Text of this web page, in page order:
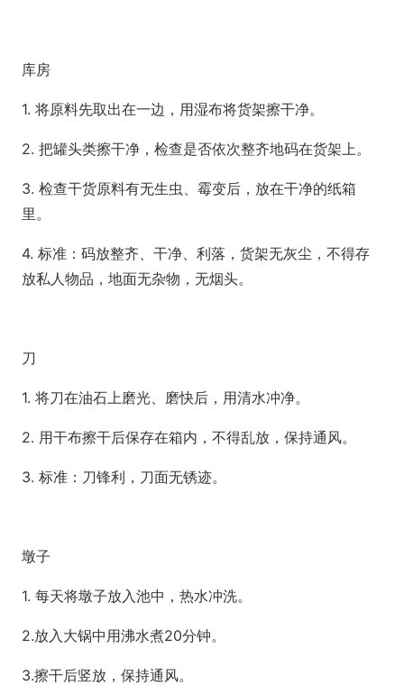
库房
1. 将原料先取出在一边，用湿布将货架擦干净。
2. 把罐头类擦干净，检查是否依次整齐地码在货架上。
3. 检查干货原料有无生虫、霉变后，放在干净的纸箱
里。
4. 标准：码放整齐、干净、利落，货架无灰尘，不得存
放私人物品，地面无杂物，无烟头。
刀
1. 将刀在油石上磨光、磨快后，用清水冲净。
2. 用干布擦干后保存在箱内，不得乱放，保持通风。
3. 标准：刀锋利，刀面无锈迹。
墩子
1. 每天将墩子放入池中，热水冲洗。
2.放入大锅中用沸水煮20分钟。
3.擦干后竖放，保持通风。